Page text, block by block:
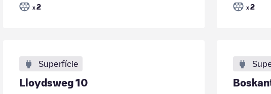
x 2 x 2
Superfície
Lloydsweg 10